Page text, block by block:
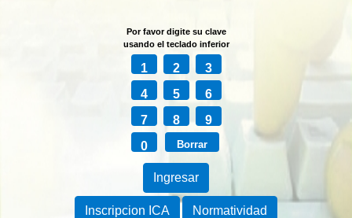
Por favor digite su clave
usando el teclado inferior
Ingresar
Inscripcion ICA Normatividad